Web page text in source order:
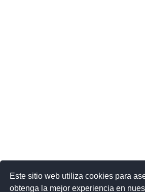
Este sitio web utiliza cookies para
obtenga la mejor experiencia en